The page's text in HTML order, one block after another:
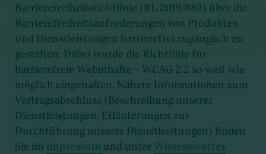
Barrierefreiheitsrichtlinie (RL 2019/882) über die
Barrierefreiheitsanforderungen von Produkten
und Dienstleistungen barrierefrei zugänglich zu
gestalten. Dabei wurde die Richtlinie für
barrierefreie Webinhalte – WCAG 2.2 so weit wie
möglich eingehalten. Nähere Informationen zum
Vertragsabschluss (Beschreibung unserer
Dienstleistungen, Erläuterungen zur
Durchführung unserer Dienstleistungen) finden
Sie im Impressum und unter Wissenswertes.